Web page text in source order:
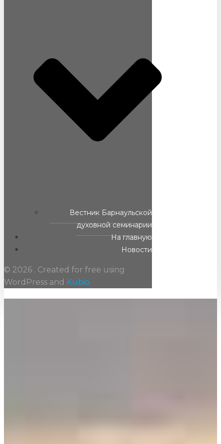
Вестник Барнаульской
духовной семинарии
На главную
Новости
© 2026 . Created for free using
WordPress and Kubio